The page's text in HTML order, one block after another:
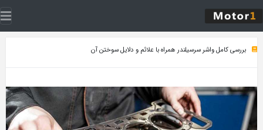
بررسی کامل واشر سرسیلندر همراه با علائم و دلایل سوختن آن